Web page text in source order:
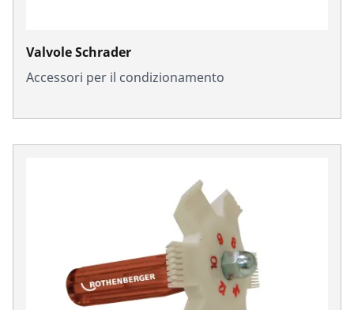
Valvole Schrader
Accessori per il condizionamento